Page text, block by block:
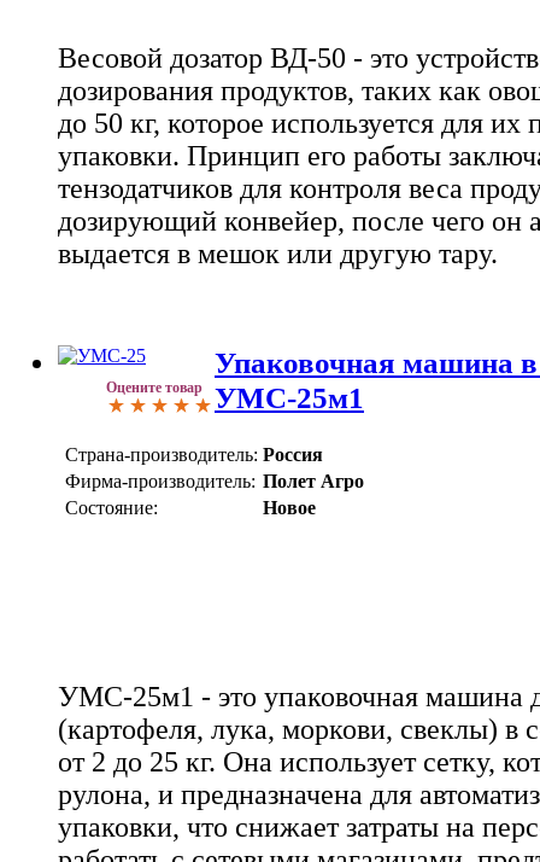
Весовой дозатор ВД-50 - это
дозирования продуктов, таких как
до 50 кг, которое используется для
упаковки. Принцип его работы
тензодатчиков для контроля веса
дозирующий конвейер, после чего он
выдается в мешок или другую тару.
Оцените товар
Упаковочная машина в
УМС-25м1
Страна-производитель: Россия
Фирма-производитель: Полет Агро
Состояние:
Новое
УМС-25м1 - это упаковочная машина
(картофеля, лука, моркови, свеклы) в
от 2 до 25 кг. Она использует сетку,
рулона, и предназначена для
упаковки, что снижает затраты на